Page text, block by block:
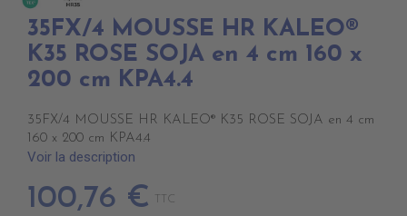
35FX/4 MOUSSE HR KALEO®
K35 ROSE SOJA en 4 cm 160 x
200 cm KPA4.4
35FX/4 MOUSSE HR KALEO® K35 ROSE SOJA en 4 cm
160 x 200 cm KPA4.4
Voir la description
100,76 € TTC